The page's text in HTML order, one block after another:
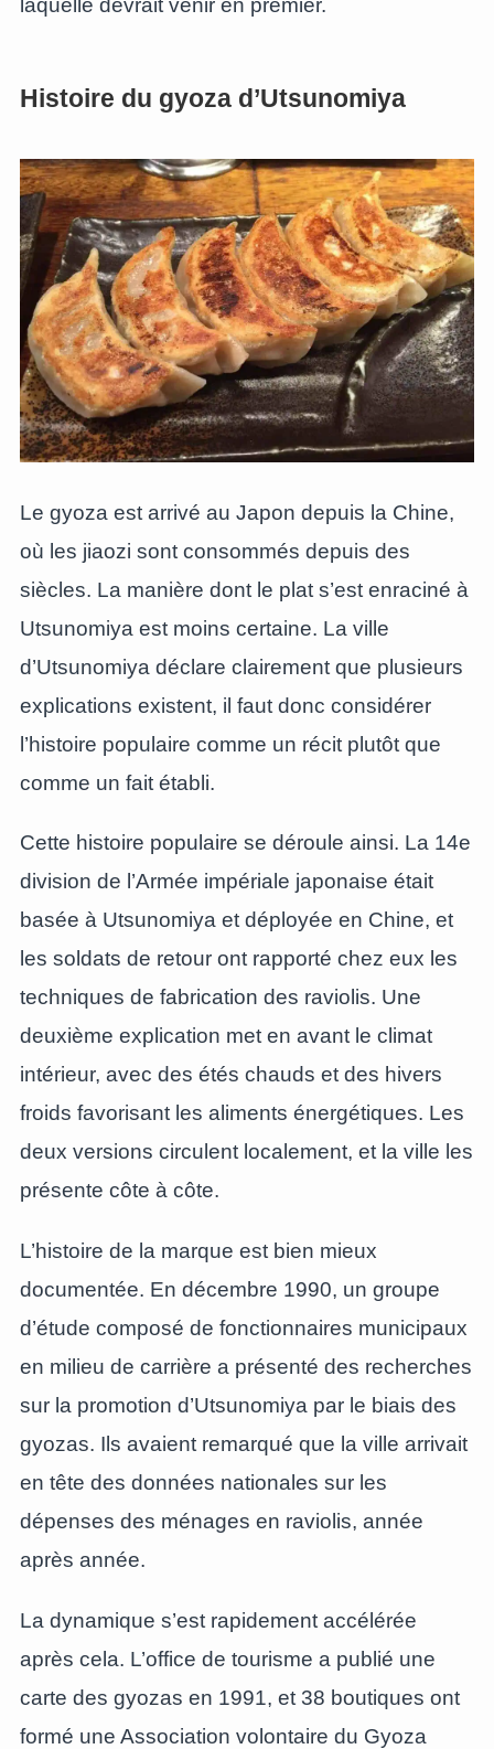
Histoire du gyoza d’Utsunomiya
Le gyoza est arrivé au Japon depuis la Chine,
où les jiaozi sont consommés depuis des
siècles. La manière dont le plat s’est enraciné à
Utsunomiya est moins certaine. La ville
d’Utsunomiya déclare clairement que plusieurs
explications existent, il faut donc considérer
l’histoire populaire comme un récit plutôt que
comme un fait établi.
Cette histoire populaire se déroule ainsi. La 14e
division de l’Armée impériale japonaise était
basée à Utsunomiya et déployée en Chine, et
les soldats de retour ont rapporté chez eux les
techniques de fabrication des raviolis. Une
deuxième explication met en avant le climat
intérieur, avec des étés chauds et des hivers
froids favorisant les aliments énergétiques. Les
deux versions circulent localement, et la ville les
présente côte à côte.
L’histoire de la marque est bien mieux
documentée. En décembre 1990, un groupe
d’étude composé de fonctionnaires municipaux
en milieu de carrière a présenté des recherches
sur la promotion d’Utsunomiya par le biais des
gyozas. Ils avaient remarqué que la ville arrivait
en tête des données nationales sur les
dépenses des ménages en raviolis, année
après année.
La dynamique s’est rapidement accélérée
après cela. L’office de tourisme a publié une
carte des gyozas en 1991, et 38 boutiques ont
formé une Association volontaire du Gyoza